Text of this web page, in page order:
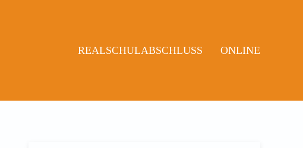
REALSCHULABSCHLUSS ONLINE